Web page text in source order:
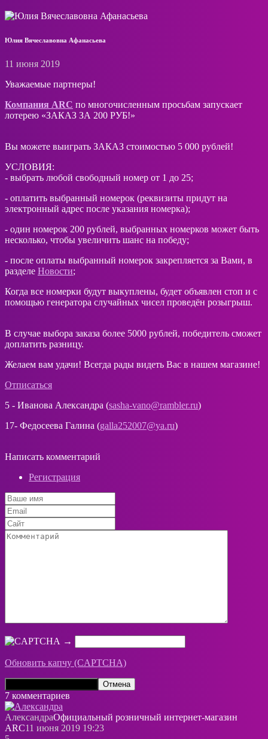
Юлия Вячеславовна Афанасьева
11 июня 2019
Уважаемые партнеры!
Компания ARC по многочисленным просьбам запускает
лотерею «ЗАКАЗ ЗА 200 РУБ!»
Вы можете выиграть ЗАКАЗ стоимостью 5 000 рублей!
УСЛОВИЯ:
- выбрать любой свободный номер от 1 до 25;
- оплатить выбранный номерок (реквизиты придут на
электронный адрес после указания номерка);
- один номерок 200 рублей, выбранных номерков может быть
несколько, чтобы увеличить шанс на победу;
- после оплаты выбранный номерок закрепляется за Вами, в
разделе Новости;
Когда все номерки будут выкуплены, будет объявлен стоп и с
помощью генератора случайных чисел проведён розыгрыш.
В случае выбора заказа более 5000 рублей, победитель сможет
доплатить разницу.
Желаем вам удачи! Всегда рады видеть Вас в нашем магазине!
Отписаться
5 - Иванова Александра (sasha-vano@rambler.ru)
17- Федосеева Галина (galla252007@ya.ru)
Написать комментарий
Регистрация
→
Обновить капчу (CAPTCHA)
7 комментариев
АлександраОфициальный розничный интернeт-магазин
ARC11 июня 2019 19:23